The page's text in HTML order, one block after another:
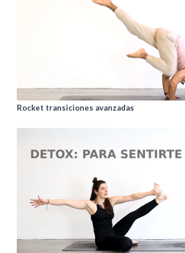
Rocket transiciones avanzadas